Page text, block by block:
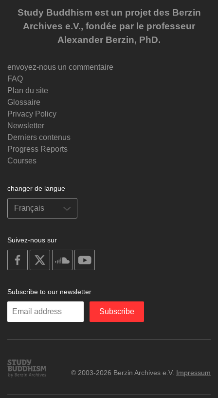
Study Buddhism est un projet des Berzin
Archives e.V., fondée par le professeur
Alexander Berzin, PhD.
envoyez-nous un commentaire
FAQ
Plan du site
Glossaire
Privacy Policy
Newsletter
Derniers contenus
Progress Reports
Courses
changer de langue
Suivez-nous sur
on
facebook
soundcloud
Subscribe to our newsletter
Enter
Subscribe
Study
Buddhism
© 2003-2026 Berzin Archives e.V. Impressum